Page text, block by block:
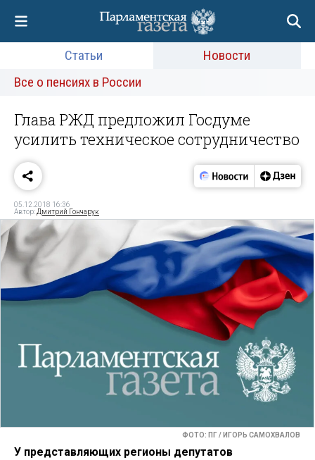
Статьи
Новости
Все о пенсиях в России
Глава РЖД предложил Госдуме
усилить техническое сотрудничество
05.12.2018 16:36
Автор: Дмитрий Гончарук
ФОТО: ПГ / ИГОРЬ САМОХВАЛОВ
У представляющих регионы депутатов